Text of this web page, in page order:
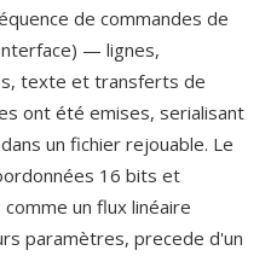
de commandes de
— lignes,
texte et transferts de
ont été emises, serialisant
un fichier rejouable. Le
16 bits et
un flux linéaire
paramètres, precede d'un